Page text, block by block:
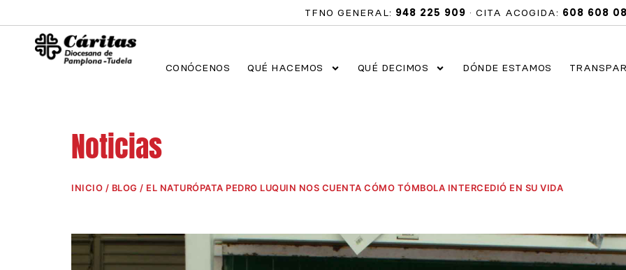
al
contenido
TFNO GENERAL: 948 225 909 · CITA ACOGIDA: 608 608
CONÓCENOS QUÉ HACEMOS QUÉ DECIMOS DÓNDE ESTAMOS
Noticias
INICIO / BLOG / EL NATURÓPATA PEDRO LUQUIN NOS CUENTA CÓMO TÓMBOLA INTERCEDIÓ EN SU VIDA